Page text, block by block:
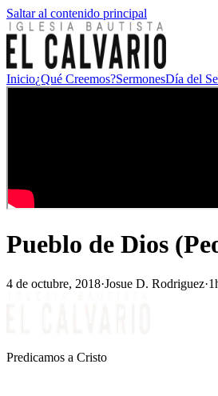
Saltar al contenido principal
Inicio¿Qué Creemos?SermonesDía del
Pueblo de Dios
4 de octubre, 2018·Josue D. Rodriguez·
Predicamos a Cristo